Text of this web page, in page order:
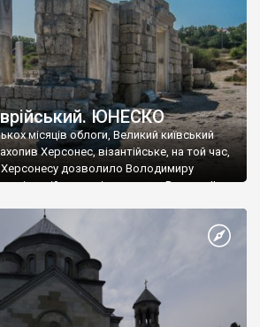
ЮНЕСКО
місяців облоги, Великий київський
Херсонес, візантійське, на той час,
Херсонесу дозволило Володимиру
візантійському імператору Василю ІІ, та
язичник, став Василем-християнином.
Русі. На честь Херсонесу Таврійського